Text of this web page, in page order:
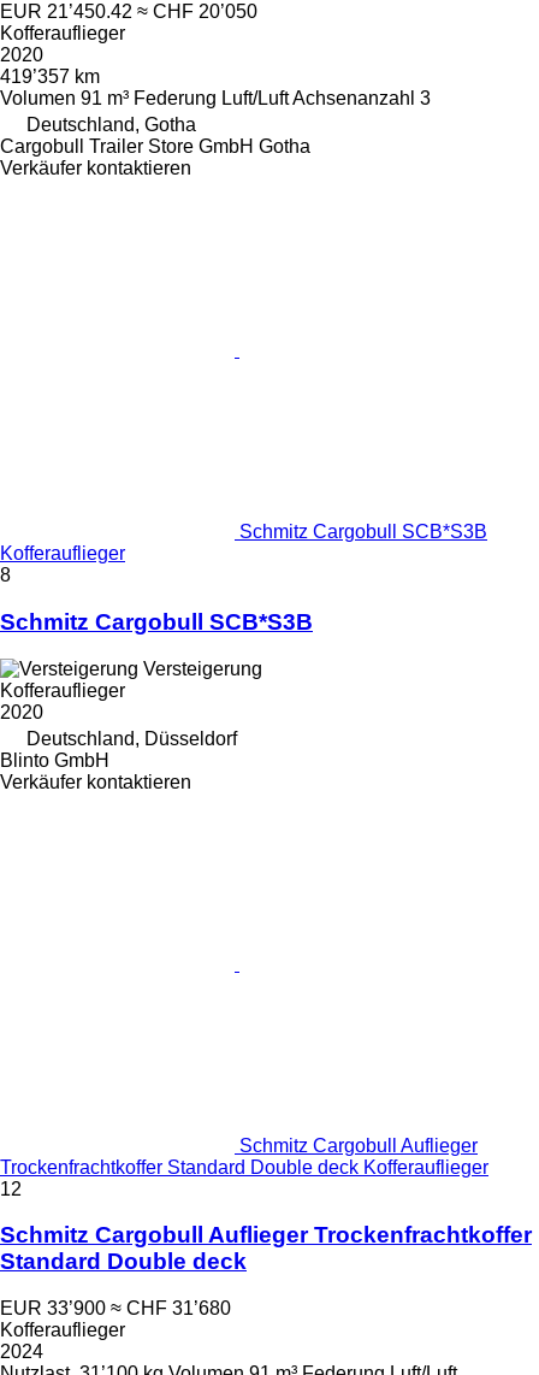
EUR 21’450.42 ≈ CHF 20’050
Kofferauflieger
2020
419’357 km
Volumen 91 m³ Federung Luft/LuftAchsenanzahl 3
Deutschland, Gotha
Cargobull Trailer Store GmbH Gotha
Verkäufer kontaktieren
Schmitz Cargobull SCB*S3B
Kofferauflieger
8
Schmitz Cargobull SCB*S3B
Versteigerung
Kofferauflieger
2020
Deutschland, Düsseldorf
Blinto GmbH
Verkäufer kontaktieren
Schmitz Cargobull Auflieger
Trockenfrachtkoffer Standard Double deck Kofferauflieger
12
Schmitz Cargobull Auflieger Trockenfrachtkoffer
Standard Double deck
EUR 33’900 ≈ CHF 31’680
Kofferauflieger
2024